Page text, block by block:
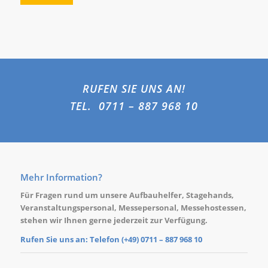
RUFEN SIE UNS AN!
TEL. 0711 – 887 968 10
Mehr Information?
Für Fragen rund um unsere Aufbauhelfer, Stagehands,
Veranstaltungspersonal, Messepersonal, Messehostessen,
stehen wir Ihnen gerne jederzeit zur Verfügung.
Rufen Sie uns an: Telefon (+49)0711 – 887 968 10